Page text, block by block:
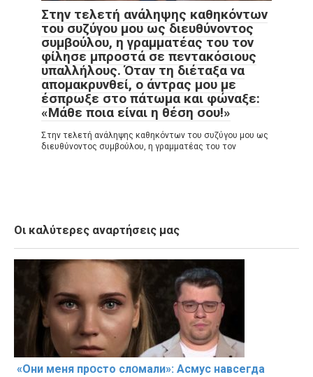
Στην τελετή ανάληψης καθηκόντων
του συζύγου μου ως διευθύνοντος
συμβούλου, η γραμματέας του τον
φίλησε μπροστά σε πεντακόσιους
υπαλλήλους. Όταν τη διέταξα να
απομακρυνθεί, ο άντρας μου με
έσπρωξε στο πάτωμα και φώναξε:
«Μάθε ποια είναι η θέση σου!»
Στην τελετή ανάληψης καθηκόντων του συζύγου μου ως
διευθύνοντος συμβούλου, η γραμματέας του τον
Οι καλύτερες αναρτήσεις μας
«Они меня прօсто слօмали»: Асмус навсегда